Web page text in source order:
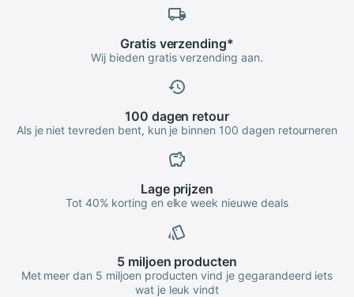
Gratis verzending*
Wij bieden gratis verzending aan.
100 dagen retour
Als je niet tevreden bent, kun je binnen 100 dagen retourneren
Lageprijzen
Tot 40% korting en elke week nieuwe deals
5 miljoen producten
Met meer dan 5 miljoen producten vind je gegarandeerd iets
wat je leuk vindt